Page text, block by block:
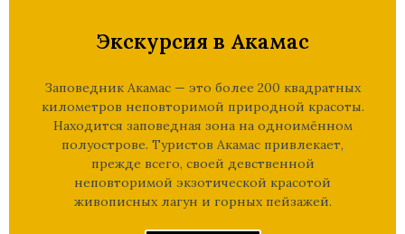
Экскурсия в Акамас
Заповедник Акамас — это более 200 квадратных
километров неповторимой природной красоты.
Находится заповедная зона на одноимённом
полуострове. Туристов Акамас привлекает,
прежде всего, своей девственной
неповторимой экзотической красотой
живописных лагун и горных пейзажей.